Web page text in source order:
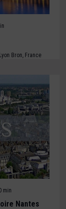
Bron, France
Nantes
min